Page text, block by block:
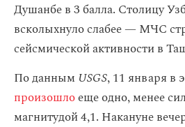
Душанбе в 3 балла. Столицу
всколыхнуло слабее — МЧС
сейсмической активности в
По данным USGS, 11 января в
произошлоеще одно, менее
магнитудой 4,1. Накануне